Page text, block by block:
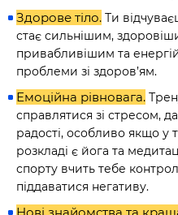
Здорове тіло. Ти
стає сильнішим,
привабливішим та
проблеми зі здоров’ям.
Емоційна рівновага.
справлятися зі стресом,
радості, особливо якщо у
розкладі є йога та
спорту вчить тебе
піддаватися негативу.